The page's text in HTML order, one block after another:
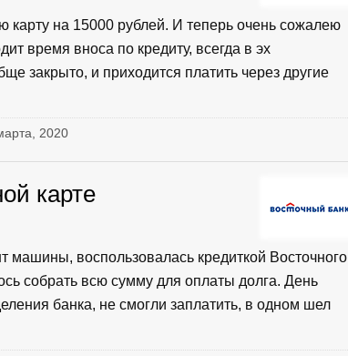
карту на 15000 рублей. И теперь очень сожалею
время вноса по кредиту, всегда в эх
закрыто, и приходится платить через другие
2020
карте
машины, воспользовалась кредиткой Восточного
собрать всю сумму для оплаты долга. День
банка, не смогли заплатить, в одном шел